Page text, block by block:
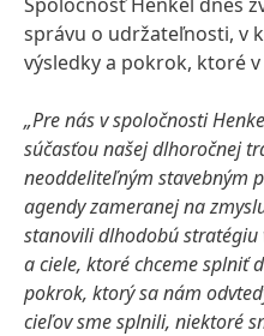
správu o udržateľnosti, v
výsledky a pokrok, ktoré
„Pre nás v spoločnosti
súčasťou našej dlhoročnej
neoddeliteľným stavebným
agendy zameranej na
stanovili dlhodobú
a ciele, ktoré chceme splniť
pokrok, ktorý sa nám
cieľov sme splnili, niektoré